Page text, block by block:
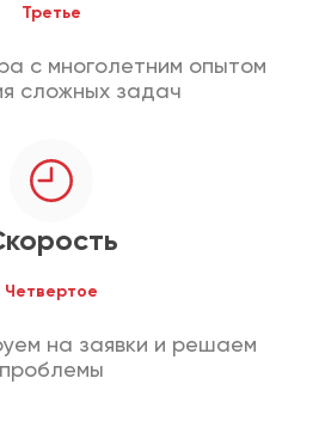
Третье
с многолетним опытом
сложных задач
Четвертое
на заявки и решаем
проблемы